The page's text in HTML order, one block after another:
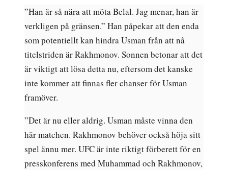
”Han är så nära att möta Belal. Jag menar, han är
verkligen på gränsen.” Han påpekar att den enda
som potentiellt kan hindra Usman från att nå
titelstriden är Rakhmonov. Sonnen betonar att det
är viktigt att lösa detta nu, eftersom det kanske
inte kommer att finnas fler chanser för Usman
framöver.
”Det är nu eller aldrig. Usman måste vinna den
här matchen. Rakhmonov behöver också höja sitt
spel ännu mer. UFC är inte riktigt förberett för en
presskonferens med Muhammad och Rakhmonov,